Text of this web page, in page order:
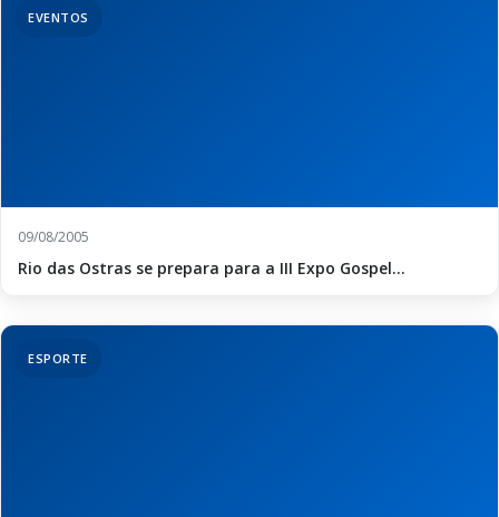
EVENTOS
09/08/2005
Rio das Ostras se prepara para a III Expo Gospel...
ESPORTE